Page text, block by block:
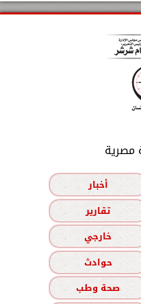
مصرية
أخبار
تقارير
خارجي
حوادث
صحة وطب